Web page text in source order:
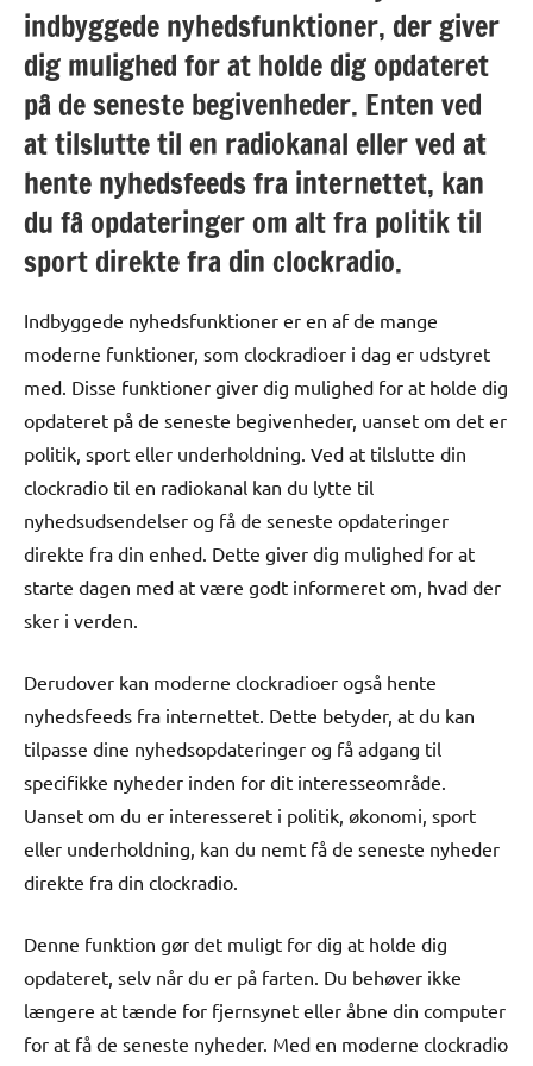
indbyggede nyhedsfunktioner, der giver
dig mulighed for at holde dig opdateret
på de seneste begivenheder. Enten ved
at tilslutte til en radiokanal eller ved at
hente nyhedsfeeds fra internettet, kan
du få opdateringer om alt fra politik til
sport direkte fra din clockradio.
Indbyggede nyhedsfunktioner er en af de mange
moderne funktioner, som clockradioer i dag er udstyret
med. Disse funktioner giver dig mulighed for at holde dig
opdateret på de seneste begivenheder, uanset om det er
politik, sport eller underholdning. Ved at tilslutte din
clockradio til en radiokanal kan du lytte til
nyhedsudsendelser og få de seneste opdateringer
direkte fra din enhed. Dette giver dig mulighed for at
starte dagen med at være godt informeret om, hvad der
sker i verden.
Derudover kan moderne clockradioer også hente
nyhedsfeeds fra internettet. Dette betyder, at du kan
tilpasse dine nyhedsopdateringer og få adgang til
specifikke nyheder inden for dit interesseområde.
Uanset om du er interesseret i politik, økonomi, sport
eller underholdning, kan du nemt få de seneste nyheder
direkte fra din clockradio.
Denne funktion gør det muligt for dig at holde dig
opdateret, selv når du er på farten. Du behøver ikke
længere at tænde for fjernsynet eller åbne din computer
for at få de seneste nyheder. Med en moderne clockradio